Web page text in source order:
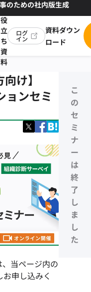
のための社内版生成
お
役
立
ち
資
料
ログ
イン
資料ダウン
ロード
け】
ョンセミ
、当ページ内の
申し込みく
こ
の
セ
ミ
ナ
ー
は
終
了
し
ま
し
た